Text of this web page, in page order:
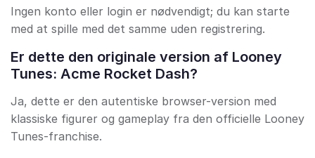
Ingen konto eller login er nødvendigt; du kan starte
med at spille med det samme uden registrering.
Er dette den originale version af Looney
Tunes: Acme Rocket Dash?
Ja, dette er den autentiske browser-version med
klassiske figurer og gameplay fra den officielle Looney
Tunes-franchise.